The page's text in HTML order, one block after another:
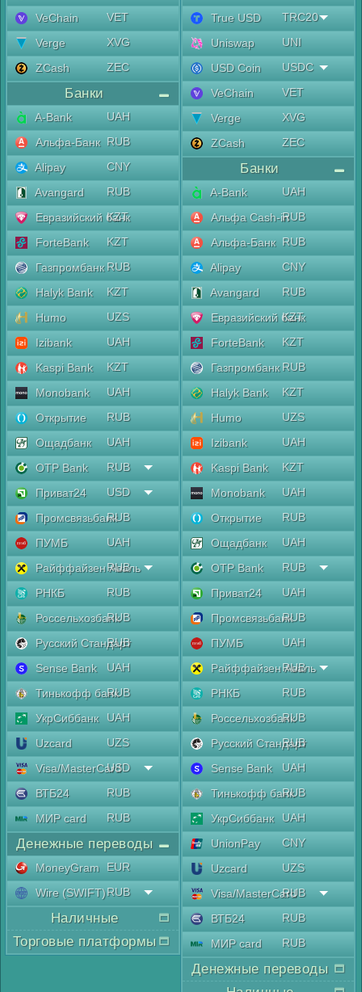
VeChain
VET
Verge
XVG
ZCash
ZEC
Банки
A-Bank
UAH
Альфа-Банк RUB
Alipay
CNY
Avangard
RUB
Евразийский банк
KZT
ForteBank
KZT
Газпромбанк RUB
Halyk Bank
KZT
Humo
UZS
Izibank
UAH
Kaspi Bank
KZT
Monobank
UAH
Открытие
RUB
Ощадбанк
UAH
OTP Bank
RUB
Приват24
USD
ПромсвязьбанкRUB
ПУМБ
UAH
Райффайзен Аваль
RUB
РНКБ
RUB
РоссельхозбанкRUB
Русский Стандарт
RUB
Sense Bank
UAH
Тинькофф банкRUB
УкрСиббанк
UAH
Uzcard
UZS
Visa/MasterCard
USD
ВТБ24
RUB
МИР card
RUB
Денежные переводы
MoneyGram
EUR
Wire (SWIFT)RUB
Наличные
Торговые платформы
True USD
TRC20
Uniswap
UNI
USD Coin
USDC
VeChain
VET
Verge
XVG
ZCash
ZEC
Банки
A-Bank
UAH
Альфа Cash-inRUB
Альфа-Банк RUB
Alipay
CNY
Avangard
RUB
Евразийский банк
KZT
ForteBank
KZT
Газпромбанк RUB
Halyk Bank
KZT
Humo
UZS
Izibank
UAH
Kaspi Bank
KZT
Monobank
UAH
Открытие
RUB
Ощадбанк
UAH
OTP Bank
RUB
Приват24
UAH
ПромсвязьбанкRUB
ПУМБ
UAH
Райффайзен Аваль
RUB
РНКБ
RUB
РоссельхозбанкRUB
Русский Стандарт
RUB
Sense Bank
UAH
Тинькофф банкRUB
УкрСиббанк
UAH
UnionPay
CNY
Uzcard
UZS
Visa/MasterCard
RUB
ВТБ24
RUB
МИР card
RUB
Денежные переводы